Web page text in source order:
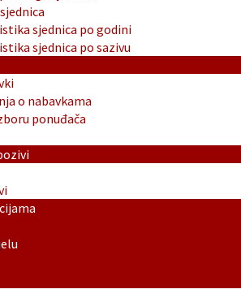
sjednica po godini
sjednica po sazivu
o nabavkama
ponuđača